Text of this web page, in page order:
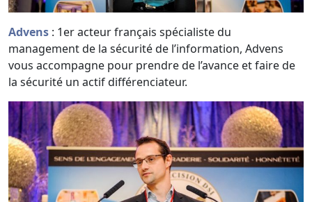
Advens : 1er acteur français spécialiste du
management de la sécurité de l’information, Advens
vous accompagne pour prendre de l’avance et faire de
la sécurité un actif différenciateur.